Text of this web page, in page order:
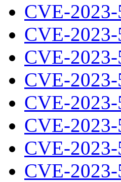
CVE-
CVE-
CVE-
CVE-2023-
CVE-
CVE-
CVE-
CVE-